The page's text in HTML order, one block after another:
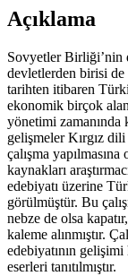
Açıklama
Sovyetler Birliği’nin
devletlerden birisi de
tarihten itibaren
ekonomik birçok
yönetimi zamanında
gelişmeler Kırgız
çalışma
kaynakları
edebiyatı üzerine
görülmüştür. Bu
nebze de olsa
kaleme alınmıştır.
edebiyatının
eserleri tanıtılmıştır.